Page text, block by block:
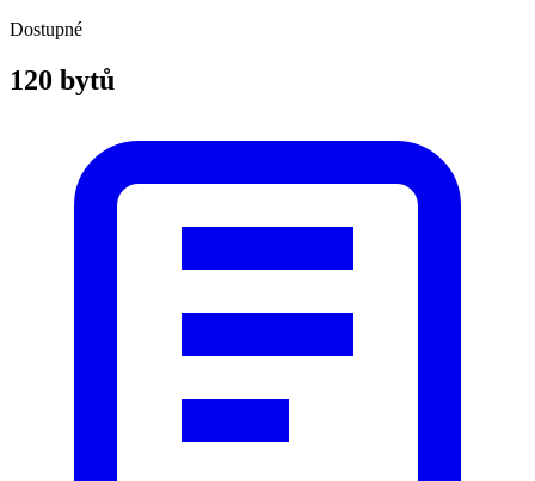
Dostupné
120 bytů